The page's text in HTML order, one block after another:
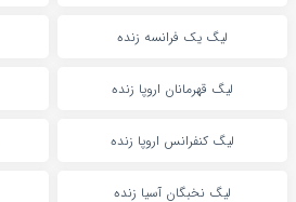
لیگ یک فرانسه زنده
لیگ قهرمانان اروپا زنده
لیگ کنفرانس اروپا زنده
لیگ نخبگان آسیا زنده